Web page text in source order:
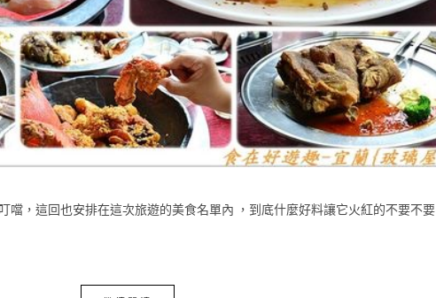
噹，這回也安排在這次旅遊的美食名單內 ，到底什麼好料讓它火紅的不要不要